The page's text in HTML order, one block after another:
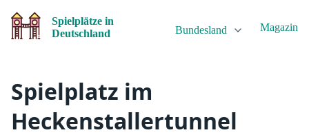
Spielplätze in
Deutschland
Bundesland Magazin
Spielplatz im
Heckenstallertunnel